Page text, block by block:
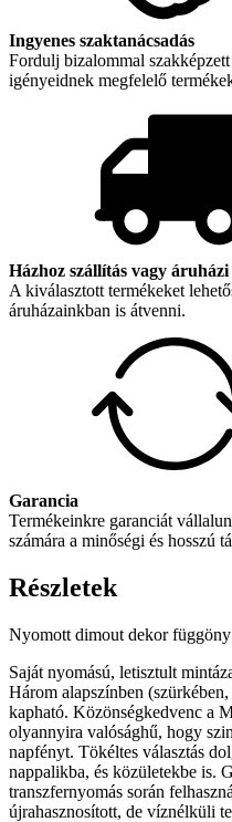
Ingyenes szaktanácsadás
Fordulj bizalommal
igényeidnek megfelelő
Házhoz szállítás vagy
A kiválasztott termékeket
áruházainkban is átvenni.
Garancia
Termékeinkre garanciát
számára a minőségi és hosszú
Részletek
Nyomott dimout dekor függöny
Saját nyomású, letisztult
Három alapszínben
kapható. Közönségkedvenc a
olyannyira valósághű, hogy
napfényt. Tökéltes választás
nappalikba, és közületekbe is.
transzfernyomás során
újrahasznosított, de víznélküli